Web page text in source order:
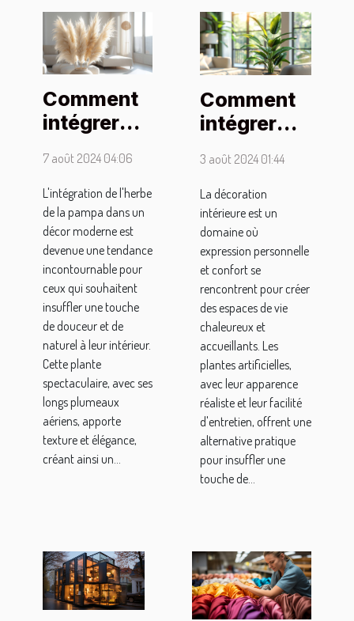
Comment
intégrer
la pampa
dans votre
intérieur
moderne
7 août 2024 04:06
L'intégration de l'herbe
de la pampa dans un
décor moderne est
devenue une tendance
incontournable pour
ceux qui souhaitent
insuffler une touche
de douceur et de
naturel à leur intérieur.
Cette plante
spectaculaire, avec ses
longs plumeaux
aériens, apporte
texture et élégance,
créant ainsi un...
Comment
intégrer
artificielles
dans votre
décoration
intérieure
3 août 2024 01:44
La décoration
intérieure est un
domaine où
expression personnelle
et confort se
rencontrent pour créer
des espaces de vie
chaleureux et
accueillants. Les
plantes artificielles,
avec leur apparence
réaliste et leur facilité
d'entretien, offrent une
alternative pratique
pour insuffler une
touche de...